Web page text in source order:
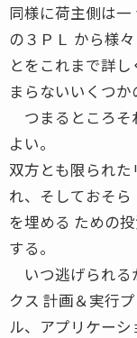
同様に荷主側は
の３ＰＬ から様
とをこれまで詳
まらないいくつか
つまるところそ
よい。
双方とも限られた
れ、そしておそ
を埋める ための
する。
いつ逃げられる
クス 計画＆実行
ル、アプリケー